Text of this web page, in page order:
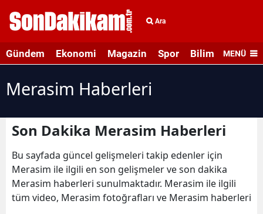
Ara
Gündem Ekonomi Magazin Spor Bilim veMENÜ
Merasim Haberleri
Son Dakika Merasim Haberleri
Bu sayfada güncel gelişmeleri takip edenler için
Merasim ile ilgili en son gelişmeler ve son dakika
Merasim haberleri sunulmaktadır. Merasim ile ilgili
tüm video, Merasim fotoğrafları ve Merasim haberleri